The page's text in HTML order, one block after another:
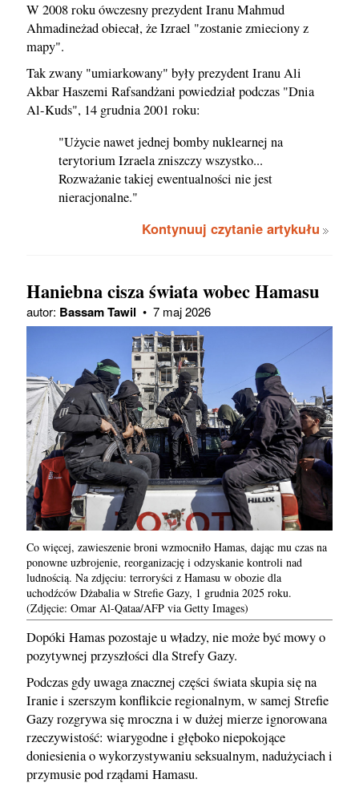
W 2008 roku ówczesny prezydent Iranu Mahmud
Ahmadineżad obiecał, że Izrael "zostanie zmieciony z
mapy".
Tak zwany "umiarkowany" były prezydent Iranu Ali
Akbar Haszemi Rafsandżani powiedział podczas "Dnia
Al-Kuds", 14 grudnia 2001 roku:
"Użycie nawet jednej bomby nuklearnej na
terytorium Izraela zniszczy wszystko...
Rozważanie takiej ewentualności nie jest
nieracjonalne."
Kontynuuj czytanie artykułu
Haniebna cisza świata wobec Hamasu
autor: Bassam Tawil • 7 maj 2026
Co więcej, zawieszenie broni wzmocniło Hamas, dając mu czas na
ponowne uzbrojenie, reorganizację i odzyskanie kontroli nad
ludnością. Na zdjęciu: terroryści z Hamasu w obozie dla
uchodźców Dżabalia w Strefie Gazy, 1 grudnia 2025 roku.
(Zdjęcie: Omar Al-Qataa/AFP via Getty Images)
Dopóki Hamas pozostaje u władzy, nie może być mowy o
pozytywnej przyszłości dla Strefy Gazy.
Podczas gdy uwaga znacznej części świata skupia się na
Iranie i szerszym konflikcie regionalnym, w samej Strefie
Gazy rozgrywa się mroczna i w dużej mierze ignorowana
rzeczywistość: wiarygodne i głęboko niepokojące
doniesienia o wykorzystywaniu seksualnym, nadużyciach i
przymusie pod rządami Hamasu.